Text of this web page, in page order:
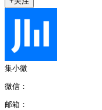
集小微
微信：
邮箱：